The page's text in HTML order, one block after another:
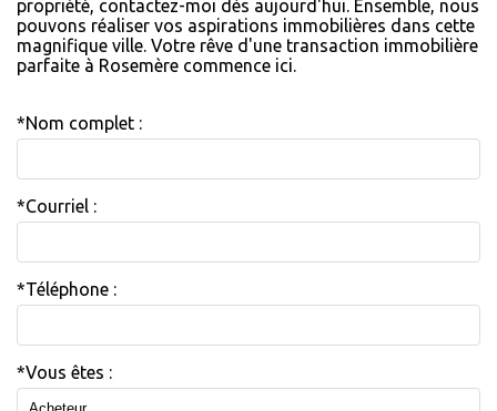
propriété, contactez-moi dès aujourd'hui. Ensemble, nous
pouvons réaliser vos aspirations immobilières dans cette
magnifique ville. Votre rêve d'une transaction immobilière
parfaite à Rosemère commence ici.
*Nom complet :
*Courriel :
*Téléphone :
*Vous êtes :